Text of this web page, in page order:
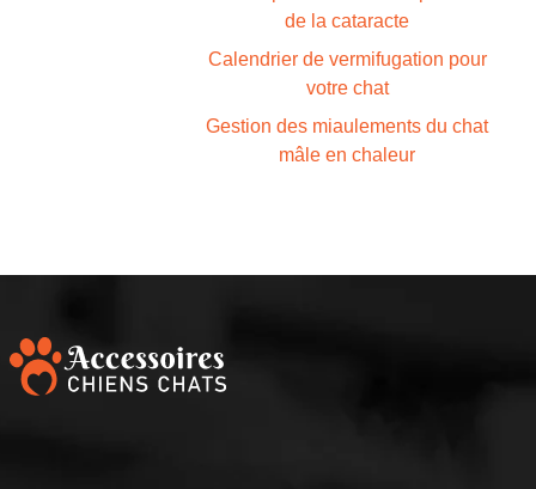
de la cataracte
Calendrier de vermifugation pour
votre chat
Gestion des miaulements du chat
mâle en chaleur